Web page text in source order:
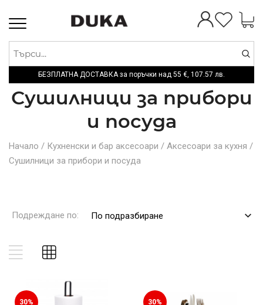
Toggle
БЕЗПЛАТНА ДОСТАВКА за поръчки над 55 €, 107.57 лв.
Сушилници за прибори
и посуда
Начало / Кухненски и бар аксесоари / Аксесоари за кухня /
Сушилници за прибори и посуда
Подреждане по: По подразбиране
30% 30%